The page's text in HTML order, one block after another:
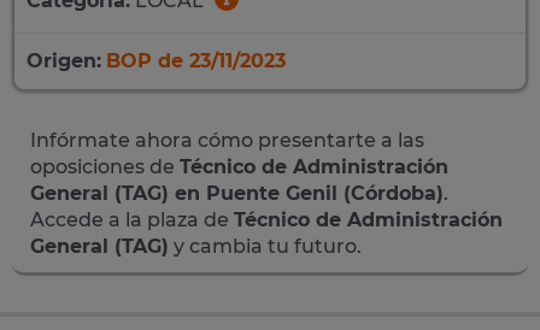
Origen: BOP de 23/11/2023
Infórmate ahora cómo presentarte a las
oposiciones de Técnico de Administración
General (TAG) en Puente Genil (Córdoba).
Accede a la plaza de Técnico de Administración
General (TAG) y cambia tu futuro.